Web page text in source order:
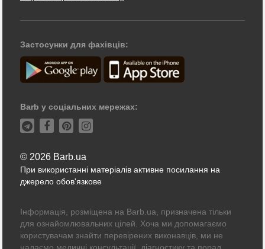
Застосунки для фахівців:
Barb у соціальних мережах:
© 2026 Barb.ua
При використанні матеріалів активне посилання на
джерело обов'язкове
Інформація, розміщена на Barb.ua, призначена тільки
для ознайомлювальних цілей. Хоча ми допомагаємо
користувачам знайти перевірених виконавців, ми не